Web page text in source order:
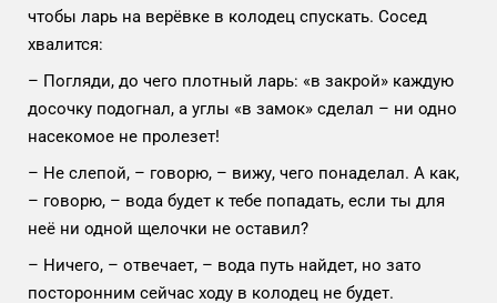
чтобы ларь на верёвке в колодец спускать. Сосед
хвалится:
– Погляди, до чего плотный ларь: «в закрой» каждую
досочку подогнал, а углы «в замок» сделал – ни одно
насекомое не пролезет!
– Не слепой, – говорю, – вижу, чего понаделал. А как,
– говорю, – вода будет к тебе попадать, если ты для
неё ни одной щелочки не оставил?
– Ничего, – отвечает, – вода путь найдет, но зато
посторонним сейчас ходу в колодец не будет.